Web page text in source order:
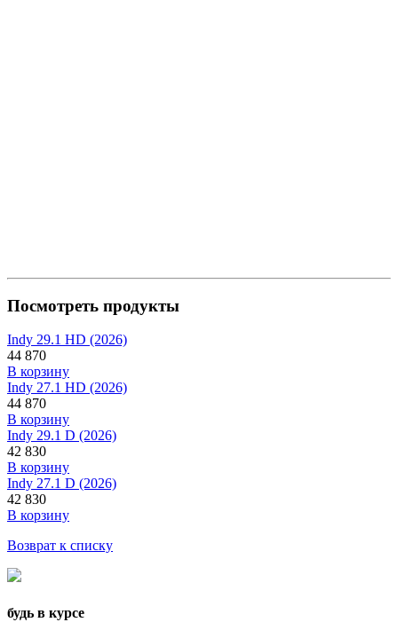
Посмотреть продукты
Indy 29.1 HD (2026)
44 870
В корзину
Indy 27.1 HD (2026)
44 870
В корзину
Indy 29.1 D (2026)
42 830
В корзину
Indy 27.1 D (2026)
42 830
В корзину
Возврат к списку
будь в курсе